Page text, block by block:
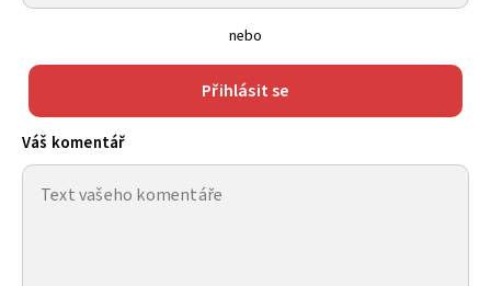
nebo
Přihlásit se
Váš komentář